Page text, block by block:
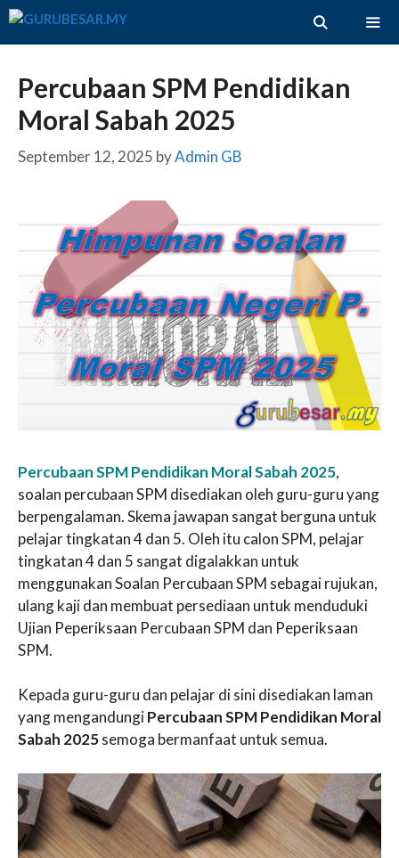
Skip
Percubaan SPM Pendidikan
Moral Sabah 2025
September 12, 2025 byAdmin GB
Percubaan SPM Pendidikan Moral Sabah 2025,
soalan percubaan SPM disediakan oleh guru-guru yang
berpengalaman. Skema jawapan sangat berguna untuk
pelajar tingkatan 4 dan 5. Oleh itu calon SPM, pelajar
tingkatan 4 dan 5 sangat digalakkan untuk
menggunakan Soalan Percubaan SPM sebagai rujukan,
ulang kaji dan membuat persediaan untuk menduduki
Ujian Peperiksaan Percubaan SPM dan Peperiksaan
SPM.
Kepada guru-guru dan pelajar di sini disediakan laman
yang mengandungiPercubaan SPM Pendidikan Moral
Sabah 2025semoga bermanfaat untuk semua.